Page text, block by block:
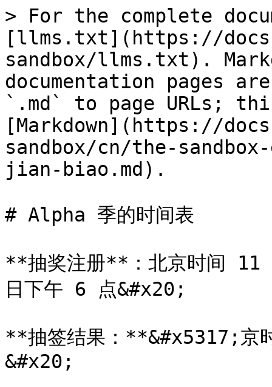
> For the complete
[llms.txt](https://
sandbox/llms.txt).
documentation pages
`.md` to page URLs;
[Markdown](https://
sandbox/cn/the-
jian-biao.md).
# Alpha 季的时间表
**抽奖注册**：北京时间
日下午 6 点&#x20;
**抽签结果：**&#x5317;
&#x20;